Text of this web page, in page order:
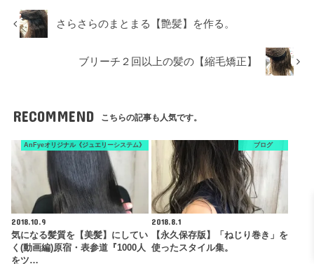
さらさらのまとまる【艶髪】を作る。
ブリーチ２回以上の髪の【縮毛矯正】
RECOMMEND こちらの記事も人気です。
AnFyeオリジナル《ジュエリーシステム》
2018.10.9
気になる髪質を【美髪】にしてい
く(動画編)原宿・表参道『1000人
をツ…
ブログ
2018.8.1
【永久保存版】「ねじり巻き」を
使ったスタイル集。